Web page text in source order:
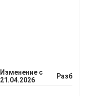
Изменение с
21.04.2026